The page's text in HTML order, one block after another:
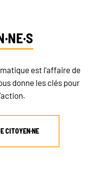
est l’affaire de
donne les clés pour
CITOYEN·NE